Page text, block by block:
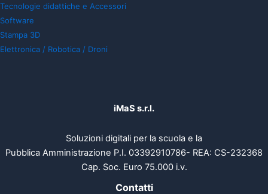
Tecnologie didattiche e Accessori
Software
Stampa 3D
Elettronica / Robotica / Droni
iMaS s.r.l.
Soluzioni digitali per la scuola e la
Pubblica Amministrazione P.I. 03392910786- REA: CS-232368
Cap. Soc. Euro 75.000 i.v.
Contatti